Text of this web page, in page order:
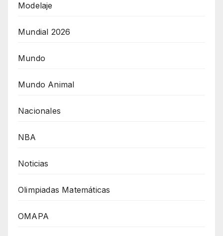
Modelaje
Mundial 2026
Mundo
Mundo Animal
Nacionales
NBA
Noticias
Olimpiadas Matemáticas
OMAPA